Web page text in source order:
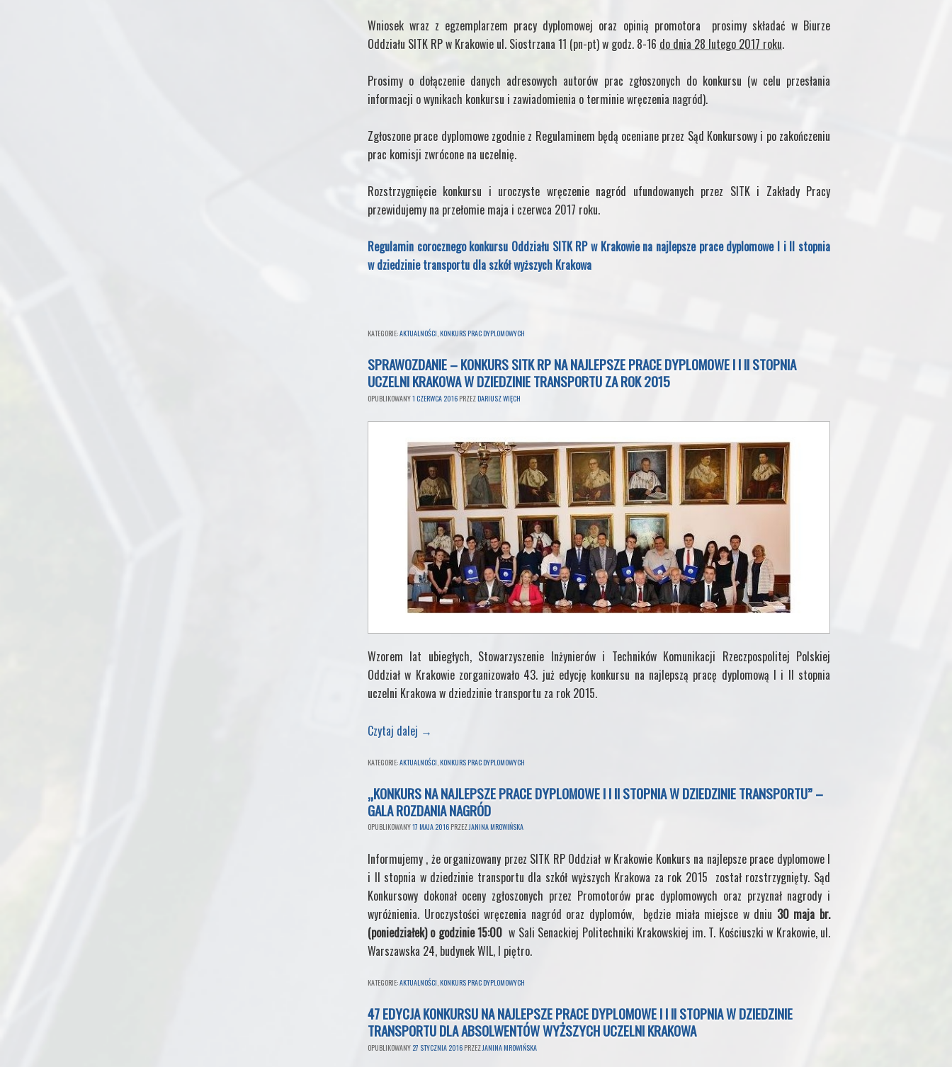
Wniosek wraz z egzemplarzem pracy dyplomowej oraz opinią promotora prosimy składać w Biurze
Oddziału SITK RP w Krakowie ul. Siostrzana 11 (pn-pt) w godz. 8-16 do dnia 28 lutego 2017 roku.
Prosimy o dołączenie danych adresowych autorów prac zgłoszonych do konkursu (w celu przesłania
informacji o wynikach konkursu i zawiadomienia o terminie wręczenia nagród).
Zgłoszone prace dyplomowe zgodnie z Regulaminem będą oceniane przez Sąd Konkursowy i po zakończeniu
prac komisji zwrócone na uczelnię.
Rozstrzygnięcie konkursu i uroczyste wręczenie nagród ufundowanych przez SITK i Zakłady Pracy
przewidujemy na przełomie maja i czerwca 2017 roku.
Regulamin corocznego konkursu Oddziału SITK RP w Krakowie na najlepsze prace dyplomowe I i II stopnia
w dziedzinie transportu dla szkół wyższych Krakowa
KATEGORIE:AKTUALNOŚCI,KONKURS PRAC DYPLOMOWYCH
SPRAWOZDANIE – KONKURS SITK RP NA NAJLEPSZE PRACE DYPLOMOWE I I II STOPNIA
UCZELNI KRAKOWA W DZIEDZINIE TRANSPORTU ZA ROK 2015
OPUBLIKOWANY1 CZERWCA 2016 PRZEZDARIUSZ WIĘCH
Wzorem lat ubiegłych, Stowarzyszenie Inżynierów i Techników Komunikacji Rzeczpospolitej Polskiej
Oddział w Krakowie zorganizowało 43. już edycję konkursu na najlepszą pracę dyplomową I i II stopnia
uczelni Krakowa w dziedzinie transportu za rok 2015.
Czytaj dalej →
KATEGORIE:AKTUALNOŚCI KONKURS PRAC DYPLOMOWYCH
„KONKURS NA NAJLEPSZE PRACE DYPLOMOWE I I II STOPNIA W DZIEDZINIE TRANSPORTU” –
GALA ROZDANIA NAGRÓD
OPUBLIKOWANY17 MAJA 2016 PRZEZJANINA MROWIŃSKA
Informujemy , że organizowany przez SITK RP Oddział w Krakowie Konkurs na najlepsze prace dyplomowe I
i II stopnia w dziedzinie transportu dla szkół wyższych Krakowa za rok 2015 został rozstrzygnięty. Sąd
Konkursowy dokonał oceny zgłoszonych przez Promotorów prac dyplomowych oraz przyznał nagrody i
wyróżnienia. Uroczystości wręczenia nagród oraz dyplomów, będzie miała miejsce w dniu 30 maja br.
(poniedziałek) o godzinie 15:00w Sali Senackiej Politechniki Krakowskiej im. T. Kościuszki w Krakowie, ul.
Warszawska 24, budynek WIL, I piętro.
KATEGORIE:AKTUALNOŚCI,KONKURS PRAC DYPLOMOWYCH
47 EDYCJA KONKURSU NA NAJLEPSZE PRACE DYPLOMOWE I I II STOPNIA W DZIEDZINIE
TRANSPORTU DLA ABSOLWENTÓW WYŻSZYCH UCZELNI KRAKOWA
OPUBLIKOWANY 27 STYCZNIA 2016 PRZEZJANINA MROWIŃSKA